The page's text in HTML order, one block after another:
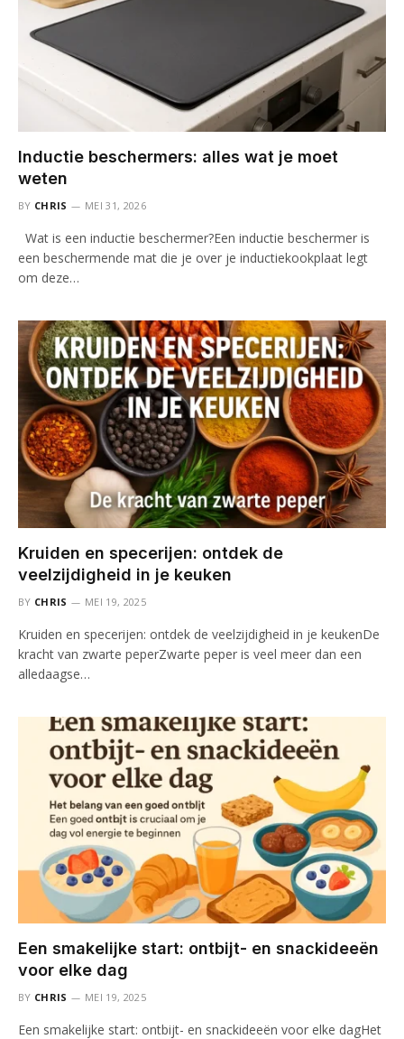
Inductie beschermers: alles wat je moet
weten
BY CHRIS MEI 31, 2026
Wat is een inductie beschermer?Een inductie beschermer is
een beschermende mat die je over je inductiekookplaat legt
om deze…
Kruiden en specerijen: ontdek de
veelzijdigheid in je keuken
BY CHRIS MEI 19, 2025
Kruiden en specerijen: ontdek de veelzijdigheid in je keukenDe
kracht van zwarte peperZwarte peper is veel meer dan een
alledaagse…
Een smakelijke start: ontbijt- en snackideeën
voor elke dag
BY CHRIS MEI 19, 2025
Een smakelijke start: ontbijt- en snackideeën voor elke dagHet